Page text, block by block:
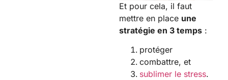
Et pour cela, il faut
mettre en place une
stratégie en 3 temps :
protéger
combattre, et
sublimer le stress.